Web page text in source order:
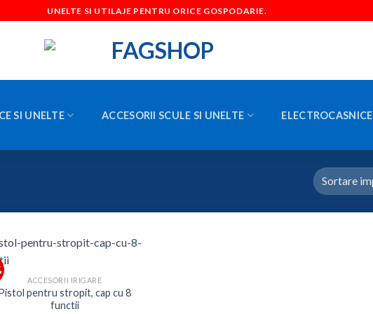
UNELTE SI UTILAJE PENTRU ORICE GOSPODARIE.
SI UNELTE ACCESORII SCULE SI UNELTE ELECTROCASNICE
ACCESORII IRIGARE
pentru stropit, cap cu 8
functii